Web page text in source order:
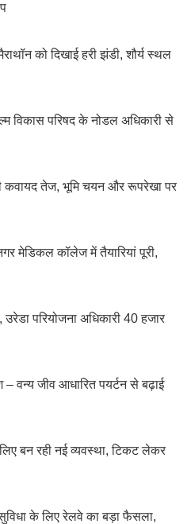
को दिखाई हरी झंडी, शौर्य स्थल
विकास परिषद के नोडल अधिकारी से
कवायद तेज, भूमि चयन और रूपरेखा पर
मेडिकल कॉलेज में तैयारियां पूरी,
परियोजना अधिकारी 40 हजार
– वन्य जीव आधारित पयर्टन से बढ़ाई
बन रही नई व्यवस्था, टिकट लेकर
के लिए रेलवे का बड़ा फैसला,